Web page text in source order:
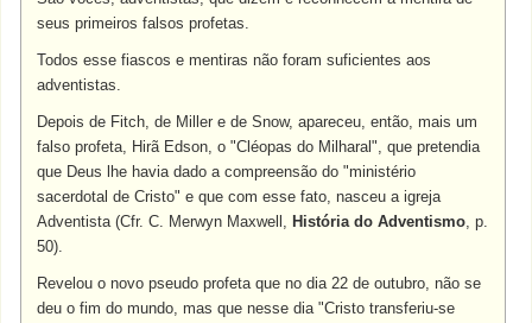
seus primeiros falsos profetas.
Todos esse fiascos e mentiras não foram suficientes aos
adventistas.
Depois de Fitch, de Miller e de Snow, apareceu, então, mais um
falso profeta, Hirã Edson, o "Cléopas do Milharal", que pretendia
que Deus lhe havia dado a compreensão do "ministério
sacerdotal de Cristo" e que com esse fato, nasceu a igreja
Adventista (Cfr. C. Merwyn Maxwell, História do Adventismo, p.
50).
Revelou o novo pseudo profeta que no dia 22 de outubro, não se
deu o fim do mundo, mas que nesse dia "Cristo transferiu-se